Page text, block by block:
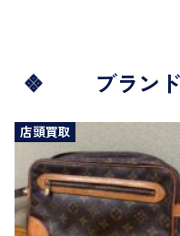
ブラン
店頭買取